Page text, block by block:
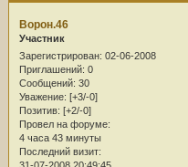
Ворон.46
Участник
Зарегистрирован: 02-06-2008
Приглашений: 0
Сообщений: 30
Уважение: [+3/-0]
Позитив: [+2/-0]
Провел на форуме:
4 часа 43 минуты
Последний визит: